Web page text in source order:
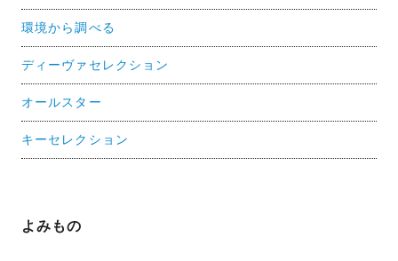
環境から調べる
ディーヴァセレクション
オールスター
キーセレクション
よみもの